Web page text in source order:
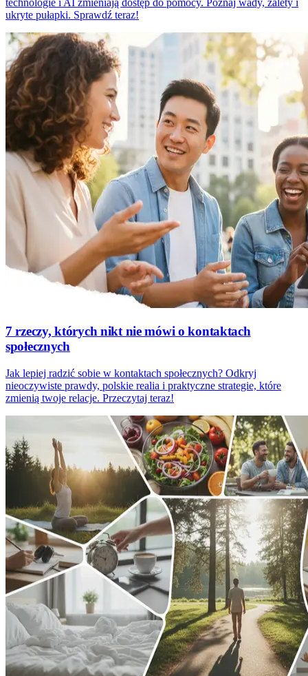
technologie i AI zmieniają dostęp do pomocy. Poznaj wady, zalety i
ukryte pułapki. Sprawdź teraz!
7 rzeczy, których nikt nie mówi o kontaktach
społecznych
Jak lepiej radzić sobie w kontaktach społecznych? Odkryj
nieoczywiste prawdy, polskie realia i praktyczne strategie, które
zmienią twoje relacje. Przeczytaj teraz!